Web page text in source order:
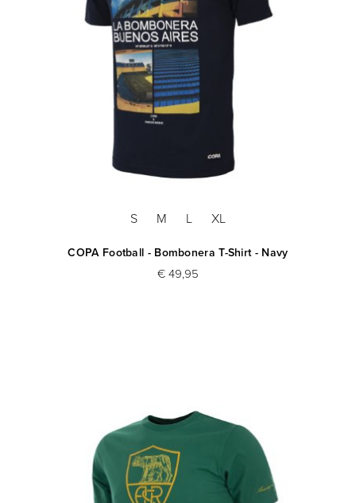
S M L XL
COPA Football - Bombonera T-Shirt - Navy
€ 49,95